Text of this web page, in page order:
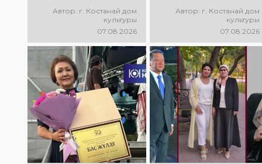
выездной концерт
экологической
акции «Таза
Казахстан». в
Мендыкаринский
район (п. Красная
Пресня)
Автор: г. Костанай дом
культуры
07.08.2026
открытия XXII
Международного
вокалистов «Алтын
микрофон – 2026»! В
этот день
талантливые
исполнители из
разных стран
встретятся на одной
площадке, чтобы
открыть яркий
праздник музыки и
творчества. Станьте
Автор: г. Костанай дом
культуры
07.08.2026